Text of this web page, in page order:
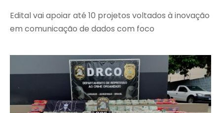
Edital vai apoiar até 10 projetos voltados à inovação
em comunicação de dados com foco